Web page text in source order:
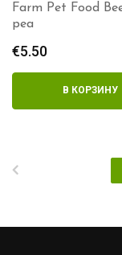
Farm Pet Food
pea
€5.50
В КОРЗИНУ